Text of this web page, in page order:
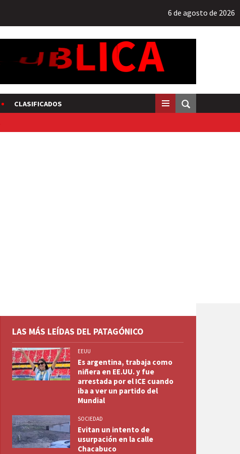
6 de agosto de 2026
CLASIFICADOS
LAS MÁS LEÍDAS DEL PATAGÓNICO
EEUU
Es argentina, trabaja como
niñera en EE.UU. y fue
arrestada por el ICE cuando
iba a ver un partido del
Mundial
SOCIEDAD
Evitan un intento de
usurpación en la calle
Chacabuco